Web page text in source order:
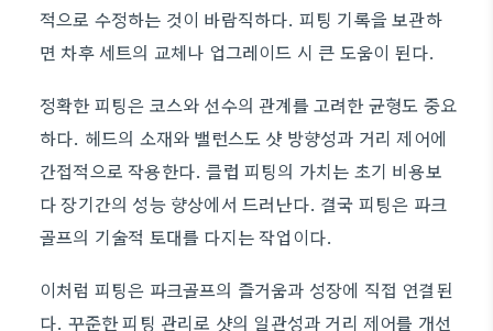
적으로 수정하는 것이 바람직하다. 피팅 기록을 보관하
면 차후 세트의 교체나 업그레이드 시 큰 도움이 된다.
정확한 피팅은 코스와 선수의 관계를 고려한 균형도 중요
하다. 헤드의 소재와 밸런스도 샷 방향성과 거리 제어에
간접적으로 작용한다. 클럽 피팅의 가치는 초기 비용보
다 장기간의 성능 향상에서 드러난다. 결국 피팅은 파크
골프의 기술적 토대를 다지는 작업이다.
이처럼 피팅은 파크골프의 즐거움과 성장에 직접 연결된
다. 꾸준한 피팅 관리로 샷의 일관성과 거리 제어를 개선